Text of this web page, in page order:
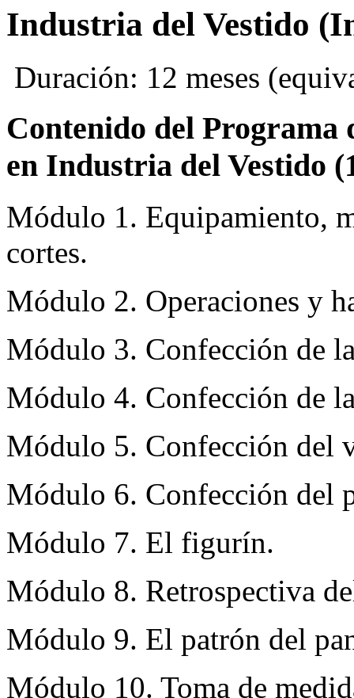
Industria del Vestido
Duración: 12 meses
Contenido del Programa
en Industria del Vestido
Módulo 1. Equipamiento,
cortes.
Módulo 2. Operaciones y
Módulo 3. Confección de
Módulo 4. Confección de
Módulo 5. Confección del
Módulo 6. Confección del
Módulo 7. El figurín.
Módulo 8. Retrospectiva
Módulo 9. El patrón del
Módulo 10. Toma de